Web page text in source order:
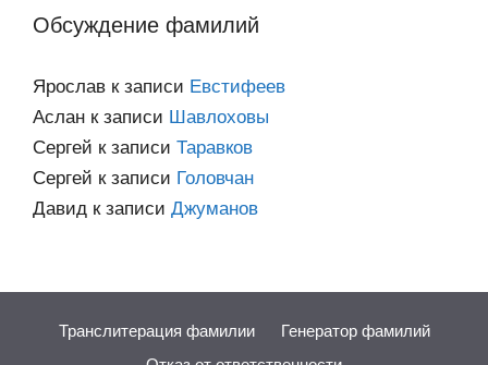
Обсуждение фамилий
Ярослав к записи Евстифеев
Аслан к записи Шавлоховы
Сергей к записи Таравков
Сергей к записи Головчан
Давид к записи Джуманов
Транслитерация фамилии
Генератор фамилий